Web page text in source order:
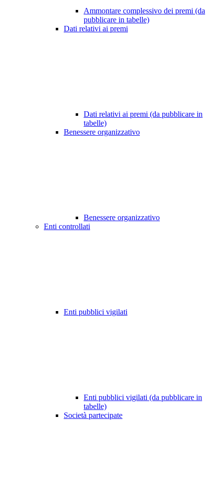
Ammontare complessivo dei premi (da
pubblicare in tabelle)
Dati relativi ai premi
Dati relativi ai premi (da pubblicare in
tabelle)
Benessere organizzativo
Benessere organizzativo
Enti controllati
Enti pubblici vigilati
Enti pubblici vigilati (da pubblicare in
tabelle)
Società partecipate